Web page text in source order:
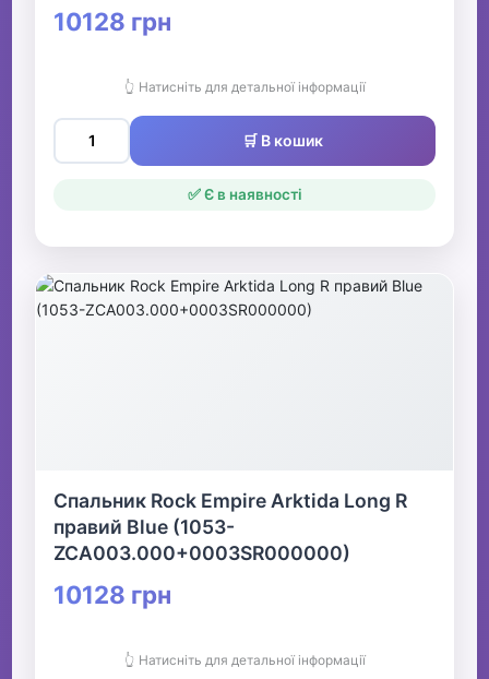
10128 грн
👆 Натисніть для детальної інформації
🛒 В кошик
✅ Є в наявності
Спальник Rock Empire Arktida Long R
правий Blue (1053-
ZCA003.000+0003SR000000)
10128 грн
👆 Натисніть для детальної інформації